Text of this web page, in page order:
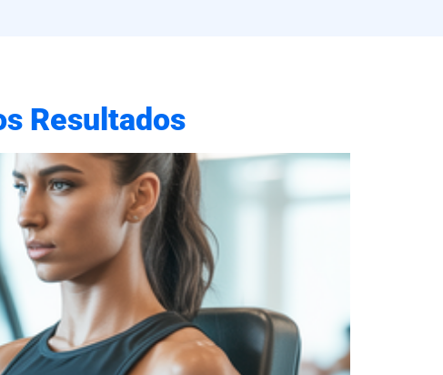
Resultados